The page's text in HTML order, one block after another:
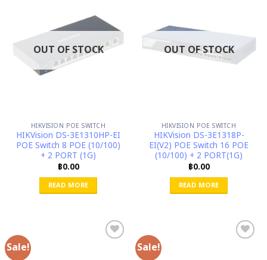
OUT OF STOCK
HIKVISION POE SWITCH
HIKVision DS-3E1310HP-EI
POE Switch 8 POE (10/100)
+ 2 PORT (1G)
฿0.00
READ MORE
OUT OF STOCK
HIKVISION POE SWITCH
HIKVision DS-3E1318P-
EI(V2) POE Switch 16 POE
(10/100) + 2 PORT(1G)
฿0.00
READ MORE
Sale! Sale!